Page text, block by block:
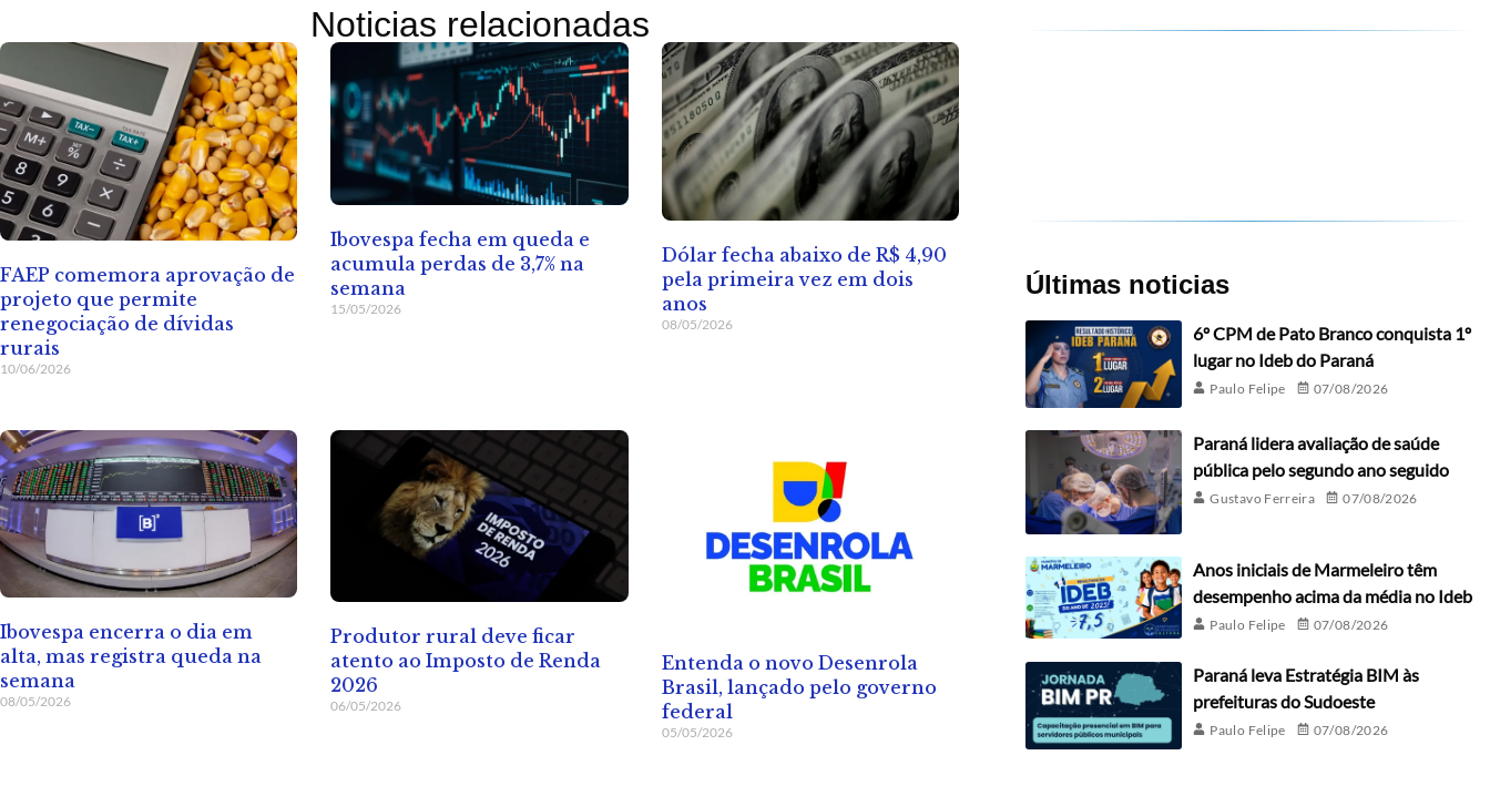
Noticias relacionadas
FAEP comemora aprovação de
projeto que permite
renegociação de dívidas
rurais
10/06/2026
Ibovespa fecha em queda e
acumula perdas de 3,7% na
semana
15/05/2026
Dólar fecha abaixo de R$ 4,90
pela primeira vez em dois
anos
08/05/2026
Ibovespa encerra o dia em
alta, mas registra queda na
semana
08/05/2026
Produtor rural deve ficar
atento ao Imposto de Renda
2026
06/05/2026
Entenda o novo Desenrola
Brasil, lançado pelo governo
federal
05/05/2026
Últimas noticias
6º CPM de Pato Branco conquista 1º
lugar no Ideb do Paraná
Paulo Felipe 07/08/2026
Paraná lidera avaliação de saúde
pública pelo segundo ano seguido
Gustavo Ferreira 07/08/2026
Anos iniciais de Marmeleiro têm
desempenho acima da média no Ideb
Paulo Felipe 07/08/2026
Paraná leva Estratégia BIM às
prefeituras do Sudoeste
Paulo Felipe 07/08/2026